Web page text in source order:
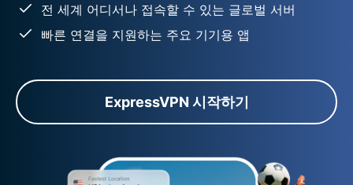
전 세계 어디서나 접속할 수 있는 글로벌 서버
빠른 연결을 지원하는 주요 기기용 앱
ExpressVPN 시작하기